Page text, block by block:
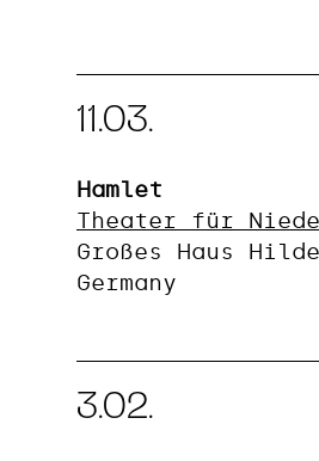
11.03.
Hamlet
Theater für
Großes Haus
Germany
3.02.